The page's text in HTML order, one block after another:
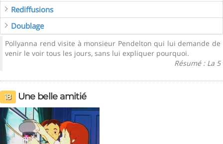
Rediffusions
Doublage
Pollyanna rend visite à monsieur Pendelton qui lui demande de
venir le voir tous les jours, sans lui expliquer pourquoi.
Résumé : La 5
18 Une belle amitié